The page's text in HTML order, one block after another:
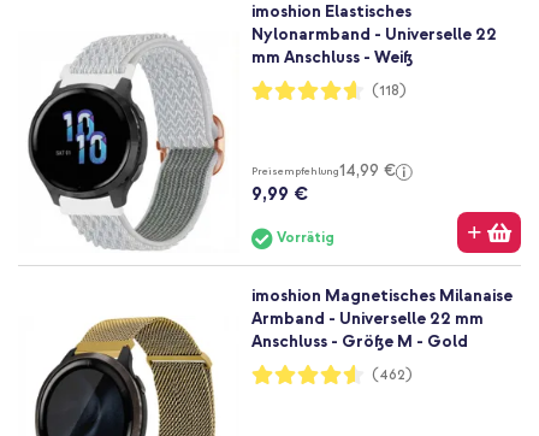
imoshion Elastisches
Nylonarmband - Universelle 22
mm Anschluss - Weiß
Bewertung:
92%
(118)
Preisempfehlung14,99 €
9,99 €
Vorrätig
imoshion Magnetisches Milanaise
Armband - Universelle 22 mm
Anschluss - Größe M - Gold
Bewertung:
91%
(462)